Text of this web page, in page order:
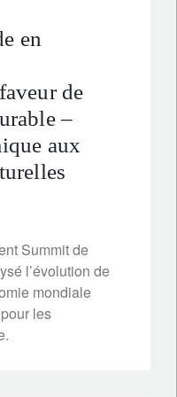
en
de
–
aux
Summit de
l’évolution de
mondiale
les